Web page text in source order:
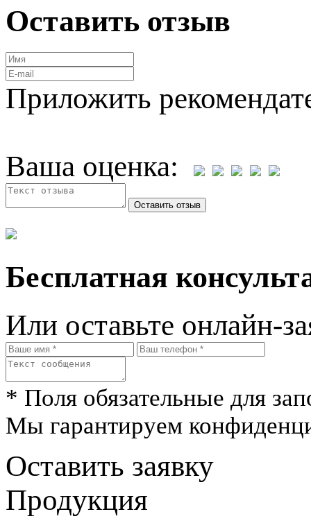
Оставить отзыв
Приложить
Ваша оценка:
Бесплатная
Или оставьте онлайн-
* Поля обязательные для
Мы гарантируем
Оставить заявку
Продукция